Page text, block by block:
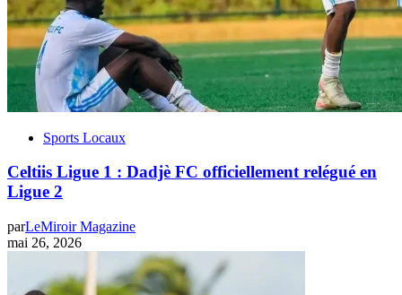
Sports Locaux
Celtiis Ligue 1 : Dadjè FC officiellement relégué en
Ligue 2
parLeMiroir Magazine
mai 26, 2026